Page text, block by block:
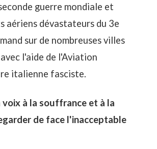
guerre mondiale et
aériens dévastateurs du 3e
sur de nombreuses villes
l'aide de l'Aviation
italienne fasciste.
voix à la souffrance et à la
de face l'inacceptable